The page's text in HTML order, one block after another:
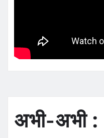
अभी-अभी :